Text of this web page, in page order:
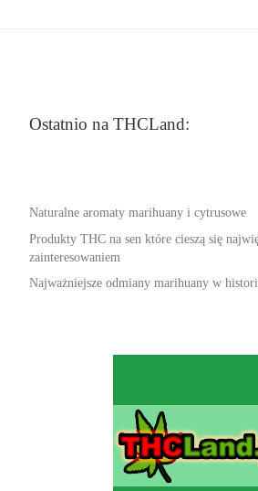
Ostatnio na THCLand:
Naturalne aromaty marihuany i cytrusowe
Produkty THC na sen które cieszą się
zainteresowaniem
Najważniejsze odmiany marihuany w